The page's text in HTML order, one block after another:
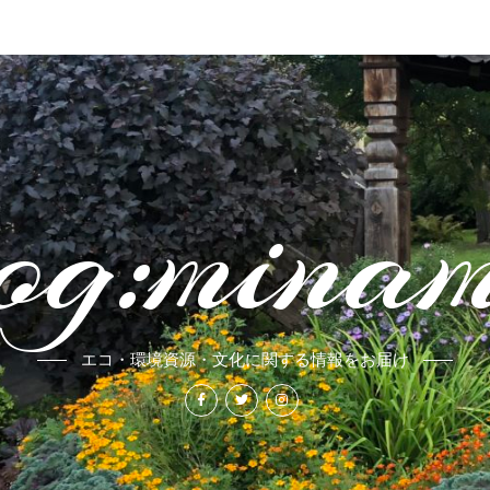
エコ・環境資源・文化に関する情報をお届け